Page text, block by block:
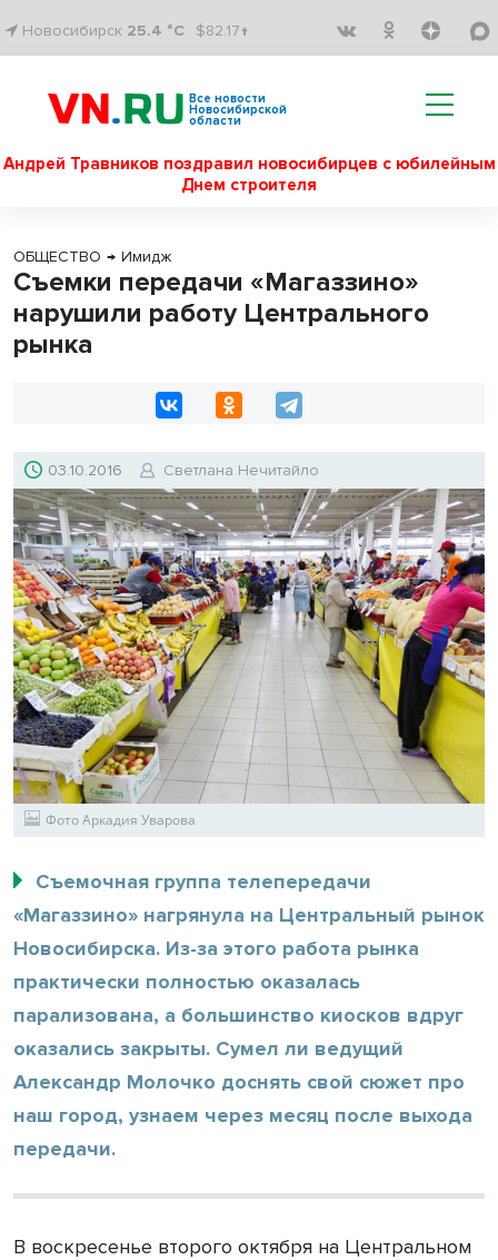
Новосибирск 25.4 °C $82.17↑
Все новости
Новосибирской
области
Андрей Травников поздравил новосибирцев с юбилейным
Днем строителя
ОБЩЕСТВО → Имидж
Съемки передачи «Магаззино»
нарушили работу Центрального
рынка
03.10.2016 Светлана Нечитайло
Фото Аркадия Уварова
Съемочная группа телепередачи
«Магаззино» нагрянула на Центральный рынок
Новосибирска. Из-за этого работа рынка
практически полностью оказалась
парализована, а большинство киосков вдруг
оказались закрыты. Сумел ли ведущий
Александр Молочко доснять свой сюжет про
наш город, узнаем через месяц после выхода
передачи.
В воскресенье второго октября на Центральном